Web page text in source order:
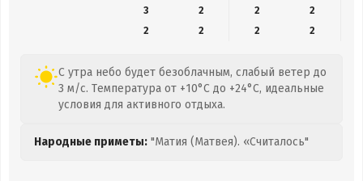
3
2 2
2
2
2 2 2
С утра небо будет безоблачным, слабый ветер до
3 м/с. Температура от +10°C до +24°C, идеальные
условия для активного отдыха.
Народные приметы: "Матия (Матвея). «Считалось"